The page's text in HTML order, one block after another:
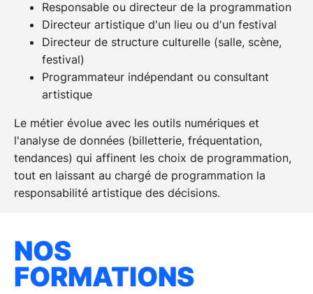
Responsable ou directeur de la programmation
Directeur artistique d'un lieu ou d'un festival
Directeur de structure culturelle (salle, scène,
festival)
Programmateur indépendant ou consultant
artistique
Le métier évolue avec les outils numériques et
l'analyse de données (billetterie, fréquentation,
tendances) qui affinent les choix de programmation,
tout en laissant au chargé de programmation la
responsabilité artistique des décisions.
NOS
FORMATIONS